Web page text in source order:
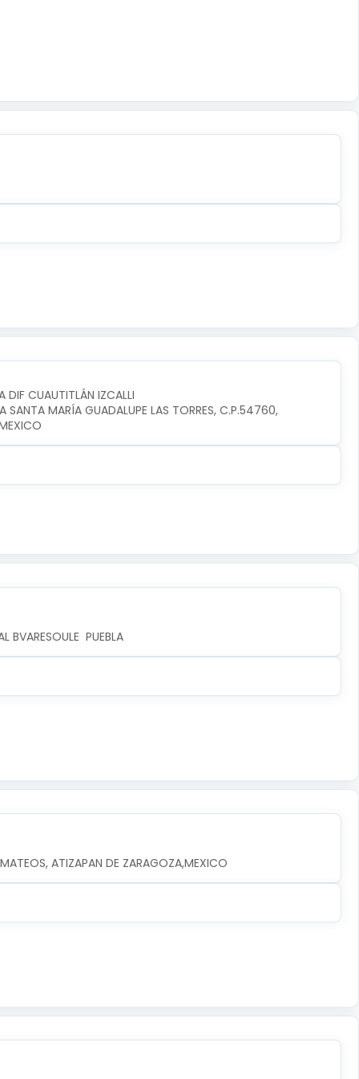
DIF CUAUTITLÁN IZCALLI
SANTA MARÍA GUADALUPE LAS TORRES, C.P.54760,
BVARESOULE  PUEBLA
ATIZAPAN DE ZARAGOZA,MEXICO